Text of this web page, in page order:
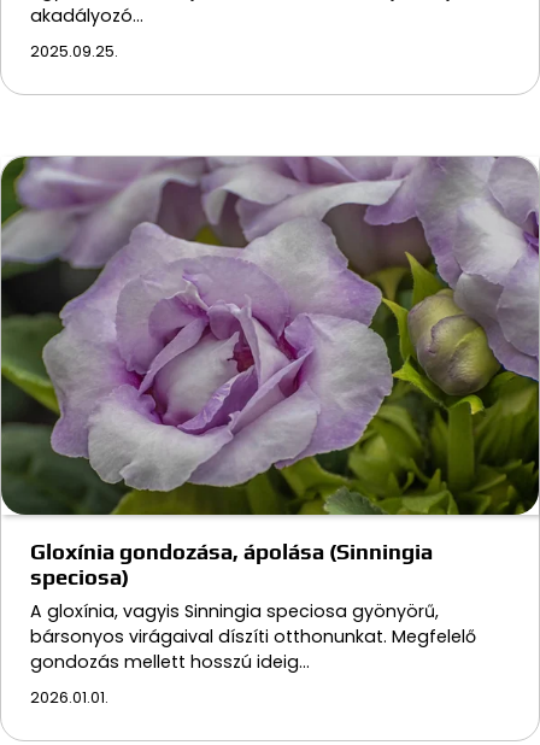
akadályozó…
2025.09.25.
Gloxínia gondozása, ápolása (Sinningia
speciosa)
A gloxínia, vagyis Sinningia speciosa gyönyörű,
bársonyos virágaival díszíti otthonunkat. Megfelelő
gondozás mellett hosszú ideig…
2026.01.01.